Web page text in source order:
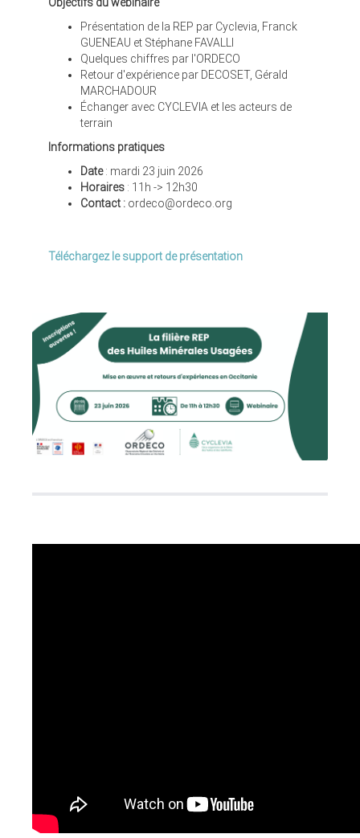
Présentation de la REP par Cyclevia, Franck
GUENEAU et Stéphane FAVALLI
Quelques chiffres par l'ORDECO
Retour d'expérience par DECOSET, Gérald
MARCHADOUR
Échanger avec CYCLEVIA et les acteurs de
terrain
Informations pratiques
Date: mardi 23 juin 2026
Horaires : 11h -> 12h30
Contact : ordeco@ordeco.org
Téléchargez le support de présentation